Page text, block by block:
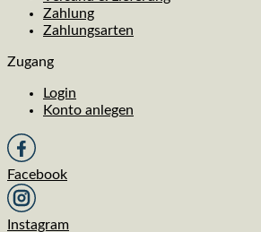
Zahlung
Zahlungsarten
Zugang
Login
Konto anlegen
Facebook
Instagram